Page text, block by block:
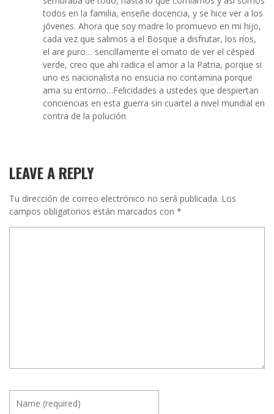
todos en la familia, enseñe docencia, y se hice ver a los
jóvenes. Ahora que soy madre lo promuevo en mi hijo,
cada vez que salimos a el Bosque a disfrutar, los ríos,
el are puro… sencillamente el ornato de ver el césped
verde, creo que ahi radica el amor a la Patria, porque si
uno es nacionalista no ensucia no contamina porque
ama su entorno…Felicidades a ustedes que despiertan
conciencias en esta guerra sin cuartel a nivel mundial en
contra de la polución
LEAVE A REPLY
Tu dirección de correo electrónico no será publicada. Los
campos obligatorios están marcados con *